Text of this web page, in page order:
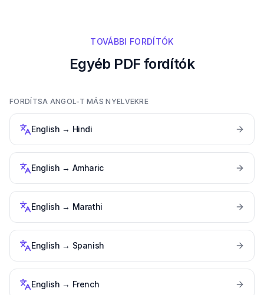
TOVÁBBI FORDÍTÓK
Egyéb PDF fordítók
FORDÍTSA ANGOL-T MÁS NYELVEKRE
English → Hindi
English → Amharic
English → Marathi
English → Spanish
English → French